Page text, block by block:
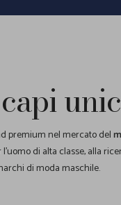
premium nel mercato del
di alta classe, alla
di moda maschile.